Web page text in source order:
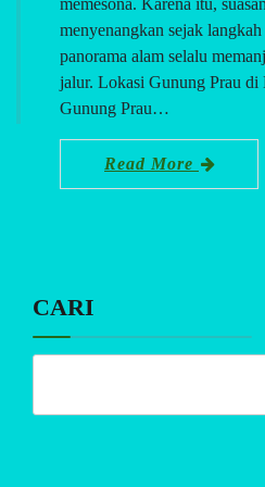
memesona. Karena itu,
menyenangkan sejak
panorama alam selalu
jalur. Lokasi Gunung Prau
Gunung Prau…
Read More
CARI